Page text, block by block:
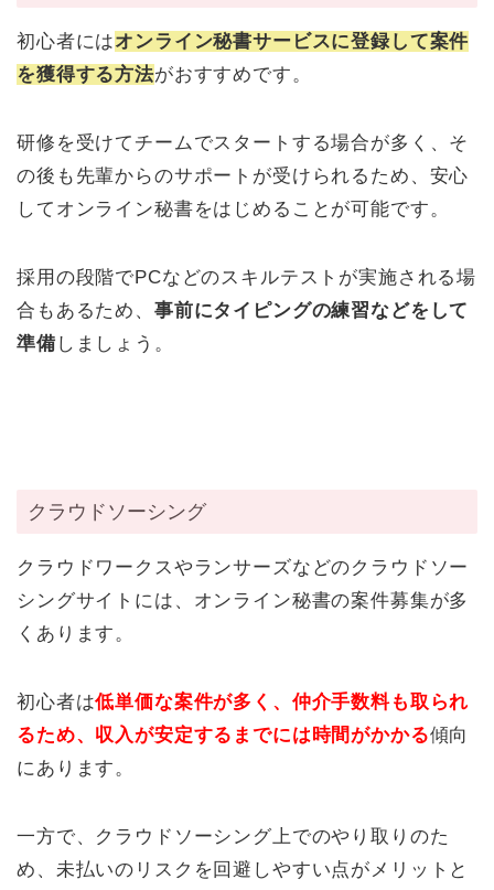
初心者にはオンライン秘書サービスに登録して案件
を獲得する方法がおすすめです。
研修を受けてチームでスタートする場合が多く、そ
の後も先輩からのサポートが受けられるため、安心
してオンライン秘書をはじめることが可能です。
採用の段階でPCなどのスキルテストが実施される場
合もあるため、 事前にタイピングの練習などをして
準備しましょう。
クラウドソーシング
クラウドワークスやランサーズなどのクラウドソー
シングサイトには、オンライン秘書の案件募集が多
くあります。
初心者は低単価な案件が多く、仲介手数料も取られ
るため、収入が安定するまでには時間がかかる傾向
にあります。
一方で、クラウドソーシング上でのやり取りのた
め、未払いのリスクを回避しやすい点がメリットと